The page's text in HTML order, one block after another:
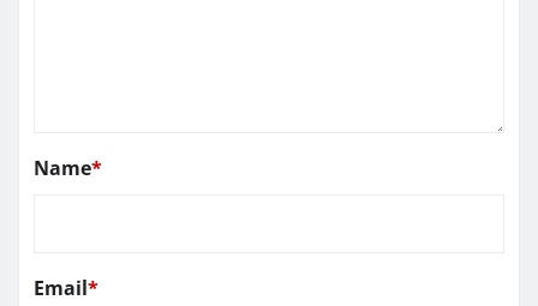
Name*
Email*